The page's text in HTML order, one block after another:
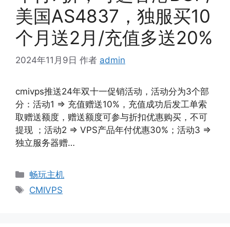
美国AS4837，独服买10
个月送2月/充值多送20%
2024年11月9日 作者 admin
cmivps推送24年双十一促销活动，活动分为3个部
分：活动1 => 充值赠送10%，充值成功后发工单索
取赠送额度，赠送额度可参与折扣优惠购买，不可
提现 ；活动2 => VPS产品年付优惠30%；活动3 =>
独立服务器赠…
分
类
畅玩主机
标
CMIVPS